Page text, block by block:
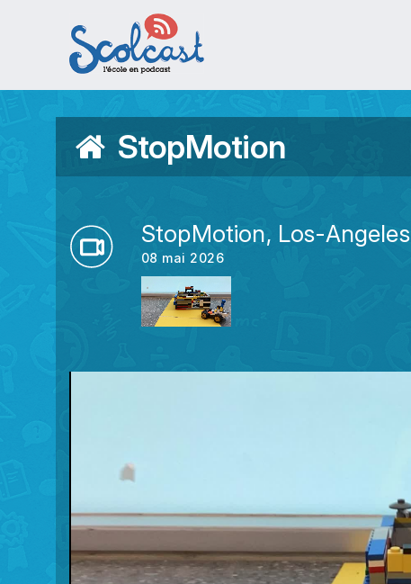
Aller au contenu principal
StopMotion
StopMotion, Los-Angeles
08 mai 2026